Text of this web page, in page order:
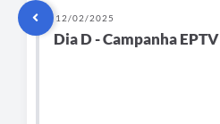
12/02/2025
Dia D - Campanha EPTV